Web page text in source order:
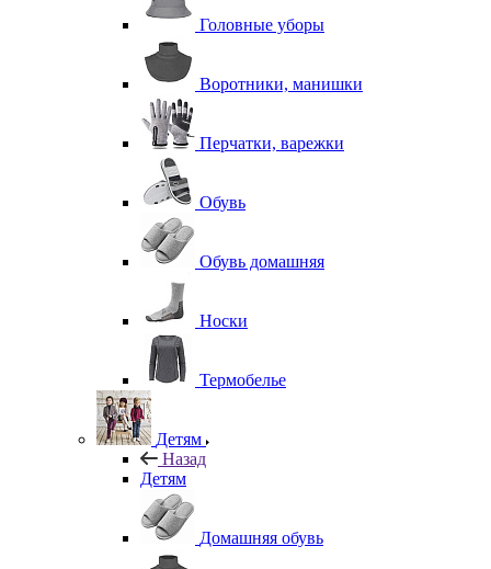
Головные уборы
Воротники, манишки
Перчатки, варежки
Обувь
Обувь домашняя
Носки
Термобелье
Детям
Назад
Детям
Домашняя обувь